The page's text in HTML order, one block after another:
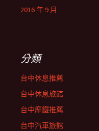
2016 年 9 月
分類
台中休息推薦
台中休息旅館
台中摩鐵推薦
台中汽車旅館